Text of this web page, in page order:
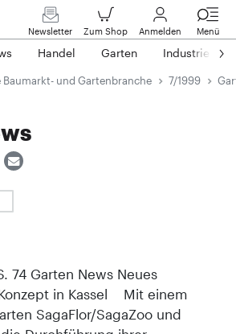
Newsletter Zum Shop Anmelden Menü
Handel Garten Industrie
und Gartenbranche 7/1999
74 Garten News Neues
in Kassel Mit einem
SagaFlor/SagaZoo und